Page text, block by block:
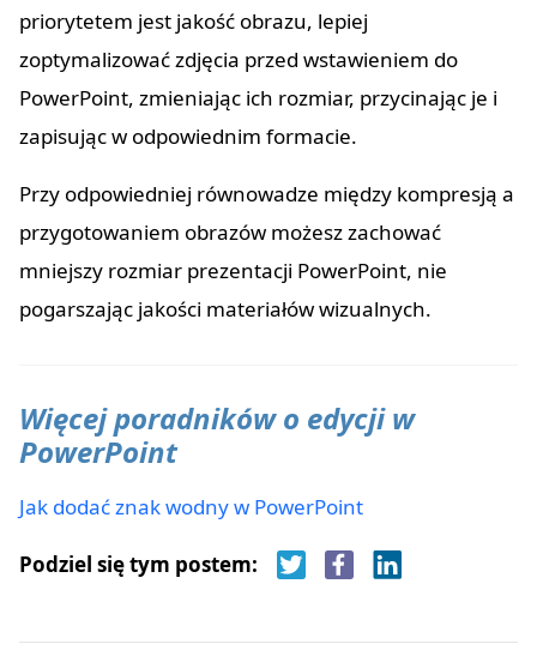
priorytetem jest jakość obrazu, lepiej
zoptymalizować zdjęcia przed wstawieniem do
PowerPoint, zmieniając ich rozmiar, przycinając je i
zapisując w odpowiednim formacie.
Przy odpowiedniej równowadze między kompresją a
przygotowaniem obrazów możesz zachować
mniejszy rozmiar prezentacji PowerPoint, nie
pogarszając jakości materiałów wizualnych.
Więcej poradników o edycji w
PowerPoint
Jak dodać znak wodny w PowerPoint
Podziel się tym postem: